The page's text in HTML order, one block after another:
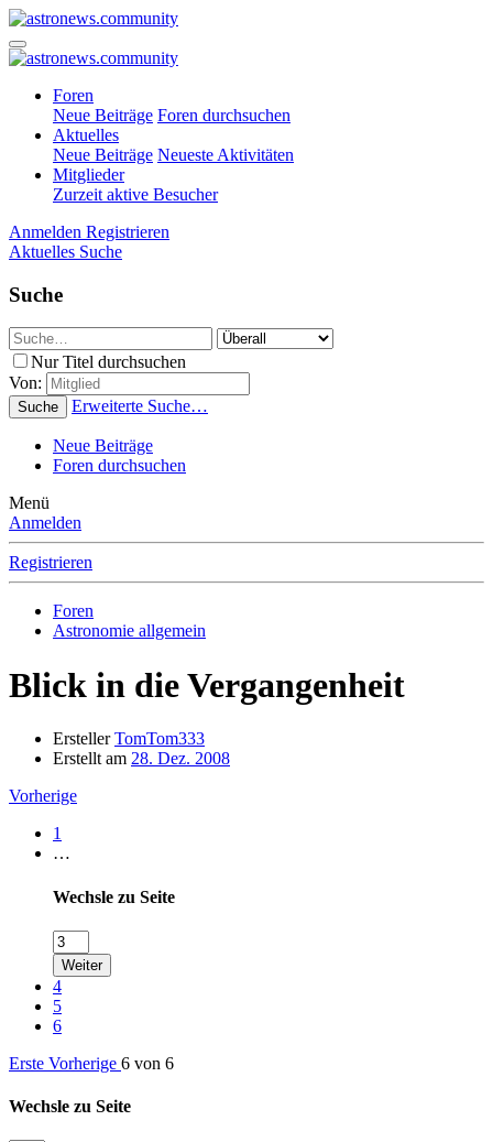
Foren
Neue Beiträge Foren durchsuchen
Aktuelles
Neue Beiträge Neueste Aktivitäten
Mitglieder
Zurzeit aktive Besucher
Anmelden Registrieren
Aktuelles Suche
Suche
Nur Titel durchsuchen
Von:
Suche Erweiterte Suche…
Neue Beiträge
Foren durchsuchen
Menü
Anmelden
Registrieren
Foren
Astronomie allgemein
Blick in die Vergangenheit
Ersteller TomTom333
Erstellt am 28. Dez. 2008
Vorherige
1
…
Wechsle zu Seite
Weiter
4
5
6
Erste Vorherige 6 von 6
Wechsle zu Seite